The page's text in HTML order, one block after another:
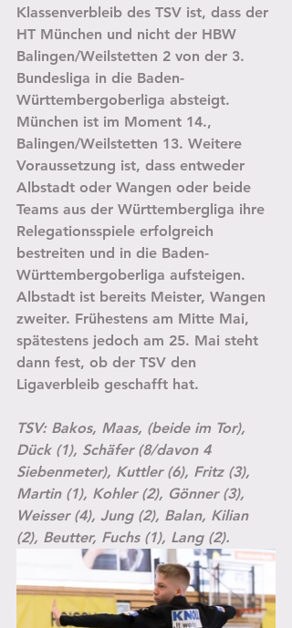
Klassenverbleib des TSV ist, dass der
HT München und nicht der HBW
Balingen/Weilstetten 2 von der 3.
Bundesliga in die Baden-
Württembergoberliga absteigt.
München ist im Moment 14.,
Balingen/Weilstetten 13. Weitere
Voraussetzung ist, dass entweder
Albstadt oder Wangen oder beide
Teams aus der Württembergliga ihre
Relegationsspiele erfolgreich
bestreiten und in die Baden-
Württembergoberliga aufsteigen.
Albstadt ist bereits Meister, Wangen
zweiter. Frühestens am Mitte Mai,
spätestens jedoch am 25. Mai steht
dann fest, ob der TSV den
Ligaverbleib geschafft hat.
TSV: Bakos, Maas, (beide im Tor),
Dück (1), Schäfer (8/davon 4
Siebenmeter), Kuttler (6), Fritz (3),
Martin (1), Kohler (2), Gönner (3),
Weisser (4), Jung (2), Balan, Kilian
(2), Beutter, Fuchs (1), Lang (2).